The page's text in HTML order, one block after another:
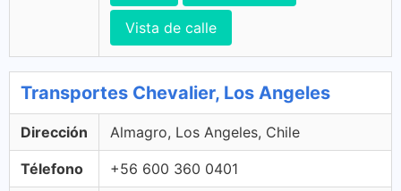
Vista de calle
Transportes Chevalier, Los Angeles
Dirección Almagro, Los Angeles, Chile
Télefono +56 600 360 0401